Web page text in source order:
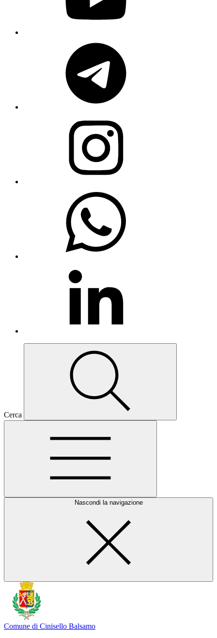
Cerca
Nascondi la navigazione
Comune di Cinisello Balsamo